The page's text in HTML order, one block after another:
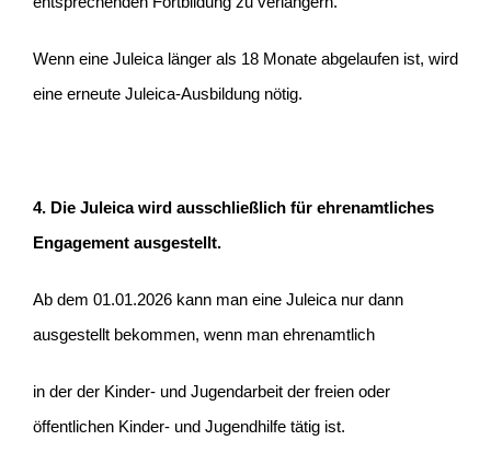
Wenn eine Juleica länger als 18 Monate abgelaufen ist, wird
eine erneute Juleica-Ausbildung nötig.
4. Die Juleica wird ausschließlich für ehrenamtliches
Engagement ausgestellt.
Ab dem 01.01.2026 kann man eine Juleica nur dann
ausgestellt bekommen, wenn man ehrenamtlich
in der der Kinder- und Jugendarbeit der freien oder
öffentlichen Kinder- und Jugendhilfe tätig ist.